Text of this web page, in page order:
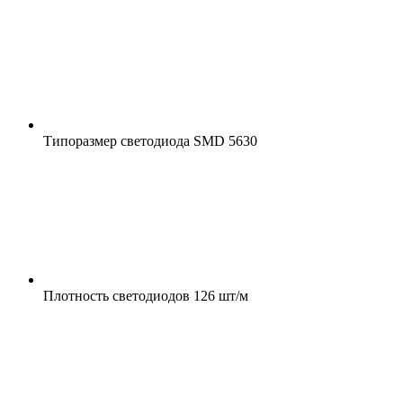
Типоразмер светодиода SMD 5630
Плотность светодиодов 126 шт/м